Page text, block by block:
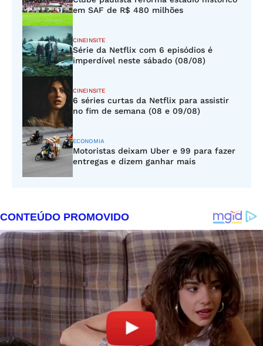
em SAF de R$ 480 milhões
CINEINSITE
Série da Netflix com 6 episódios é
imperdível neste sábado (08/08)
CINEINSITE
6 séries curtas da Netflix para assistir
no fim de semana (08 e 09/08)
ECONOMIA
Motoristas deixam Uber e 99 para fazer
entregas e dizem ganhar mais